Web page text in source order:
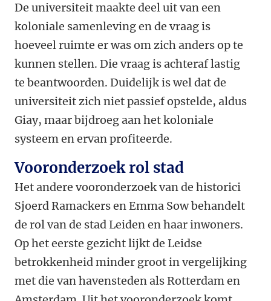
De universiteit maakte deel uit van een
koloniale samenleving en de vraag is
hoeveel ruimte er was om zich anders op te
kunnen stellen. Die vraag is achteraf lastig
te beantwoorden. Duidelijk is wel dat de
universiteit zich niet passief opstelde, aldus
Giay, maar bijdroeg aan het koloniale
systeem en ervan profiteerde.
Vooronderzoek rol stad
Het andere vooronderzoek van de historici
Sjoerd Ramackers en Emma Sow behandelt
de rol van de stad Leiden en haar inwoners.
Op het eerste gezicht lijkt de Leidse
betrokkenheid minder groot in vergelijking
met die van havensteden als Rotterdam en